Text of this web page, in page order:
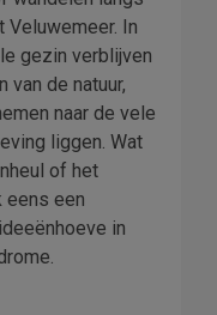
Veluwemeer. In
gezin verblijven
van de natuur,
naar de vele
liggen. Wat
of het
eens een
in